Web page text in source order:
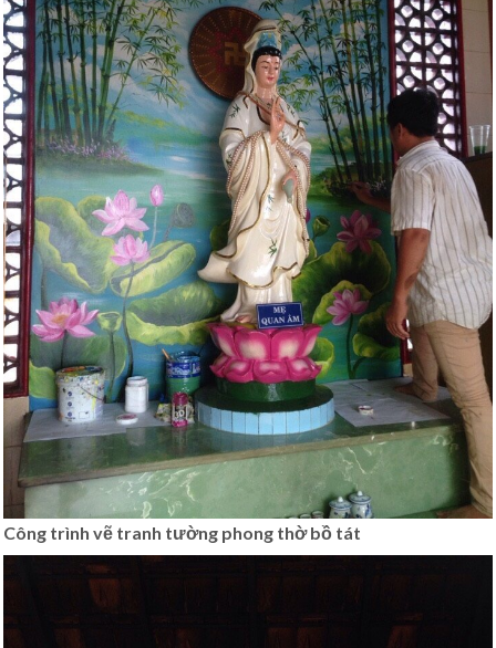
Công trình vẽ tranh tường phong thờ bồ tát